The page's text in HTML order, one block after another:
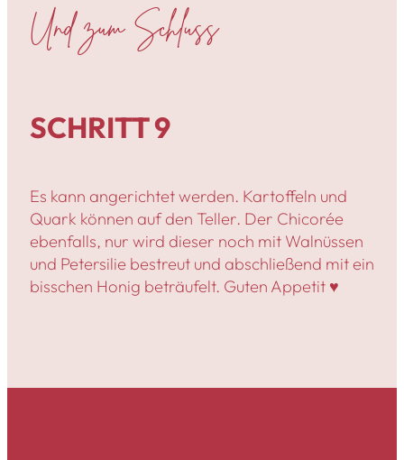
Und zum Schluss
SCHRITT 9
Es kann angerichtet werden. Kartoffeln und
Quark können auf den Teller. Der Chicorée
ebenfalls, nur wird dieser noch mit Walnüssen
und Petersilie bestreut und abschließend mit ein
bisschen Honig beträufelt. Guten Appetit ♥